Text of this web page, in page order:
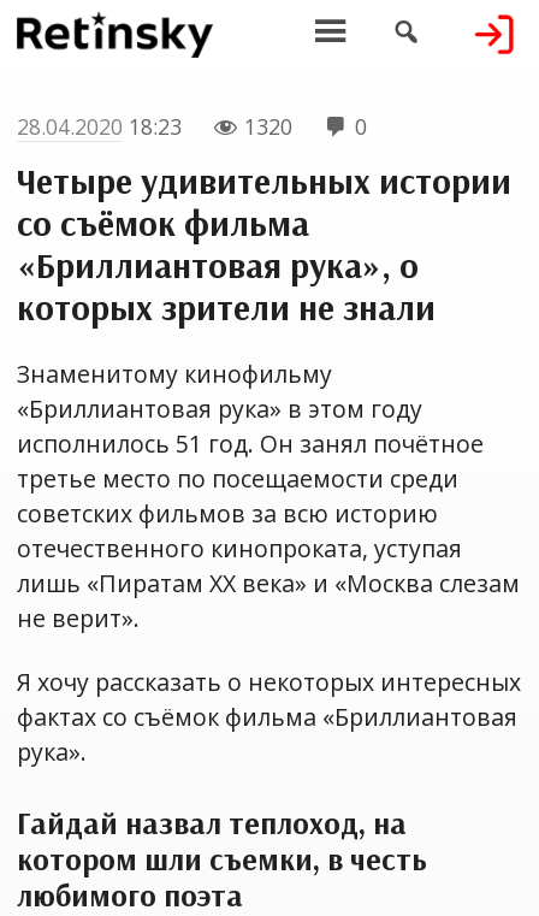
 
28.04.2020 18:23  1320  0
Четыре удивительных истории
со съёмок фильма
«Бриллиантовая рука», о
которых зрители не знали
Знаменитому кинофильму
«Бриллиантовая рука» в этом году
исполнилось 51 год. Он занял почётное
третье место по посещаемости среди
советских фильмов за всю историю
отечественного кинопроката, уступая
лишь «Пиратам XX века» и «Москва слезам
не верит».
Я хочу рассказать о некоторых интересных
фактах со съёмок фильма «Бриллиантовая
рука».
Гайдай назвал теплоход, на
котором шли съемки, в честь
любимого поэта